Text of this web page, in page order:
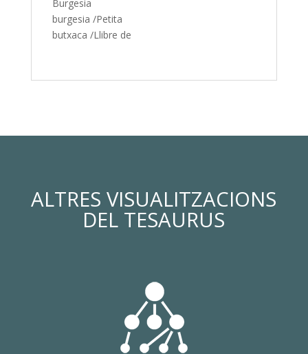
Burgesia
burgesia /Petita
butxaca /Llibre de
ALTRES VISUALITZACIONS
DEL TESAURUS